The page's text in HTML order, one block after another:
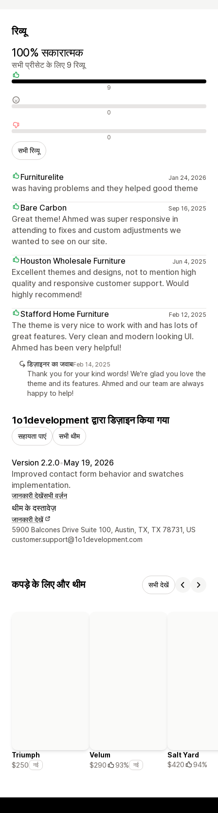
रिव्यू
100% सकारात्मक
सभी प्रीसेट के लिए 9 रिव्यू
सकारात्मक रिव्यू 9
न्यूट्रल रिव्यू 0
नकारात्मक रिव्यू 0
सभी रिव्यू
Furniturelite Jan 24, 2026
was having problems and they helped good theme
Bare Carbon
Sep 16, 2025
Great theme! Ahmed was super responsive in
attending to fixes and custom adjustments we
wanted to see on our site.
Houston Wholesale Furniture
Jun 4, 2025
Excellent themes and designs, not to mention high
quality and responsive customer support. Would
highly recommend!
Stafford Home Furniture
Feb 12, 2025
The theme is very nice to work with and has lots of
great features. Very clean and modern looking UI.
Ahmed has been very helpful!
डिज़ाइनर का जवाबFeb 14, 2025
Thank you for your kind words! We're glad you love the
theme and its features. Ahmed and our team are always
happy to help!
1o1development द्वारा डिज़ाइन किया गया
सहायता पाएं सभी थीम
Version 2.2.0•May 19, 2026
Improved contact form behavior and swatches
implementation.
जानकारी देखेंसभी वर्ज़न
थीम के दस्तावेज़
जानकारी देखें
डिज़ाइनर के संपर्क की जानकारी
5900 Balcones Drive Suite 100, Austin, TX, TX 78731, US
customer.support@1o1development.com
कपड़े के लिए और थीम सभी देखें
Triumph
$250
नई
Velum
$290
93% नई
Salt Yard
$420
94%